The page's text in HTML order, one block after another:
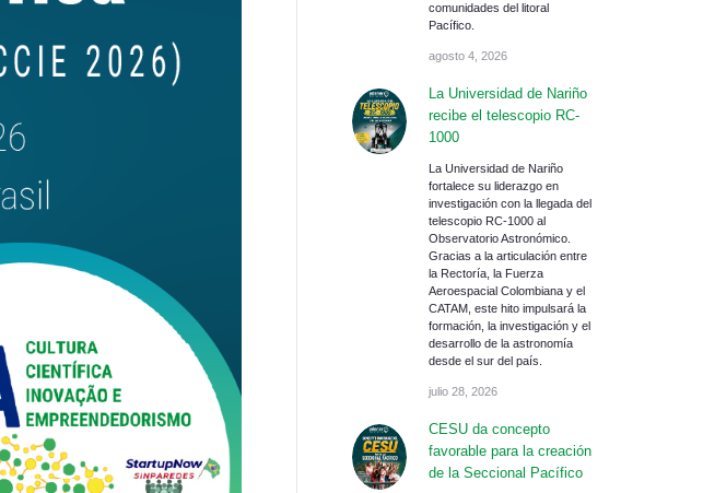
comunidades del litoral
Pacífico.
agosto 4, 2026
La Universidad de Nariño
recibe el telescopio RC-
1000
La Universidad de Nariño
fortalece su liderazgo en
investigación con la llegada del
telescopio RC-1000 al
Observatorio Astronómico.
Gracias a la articulación entre
la Rectoría, la Fuerza
Aeroespacial Colombiana y el
CATAM, este hito impulsará la
formación, la investigación y el
desarrollo de la astronomía
desde el sur del país.
julio 28, 2026
CESU da concepto
favorable para la creación
de la Seccional Pacífico